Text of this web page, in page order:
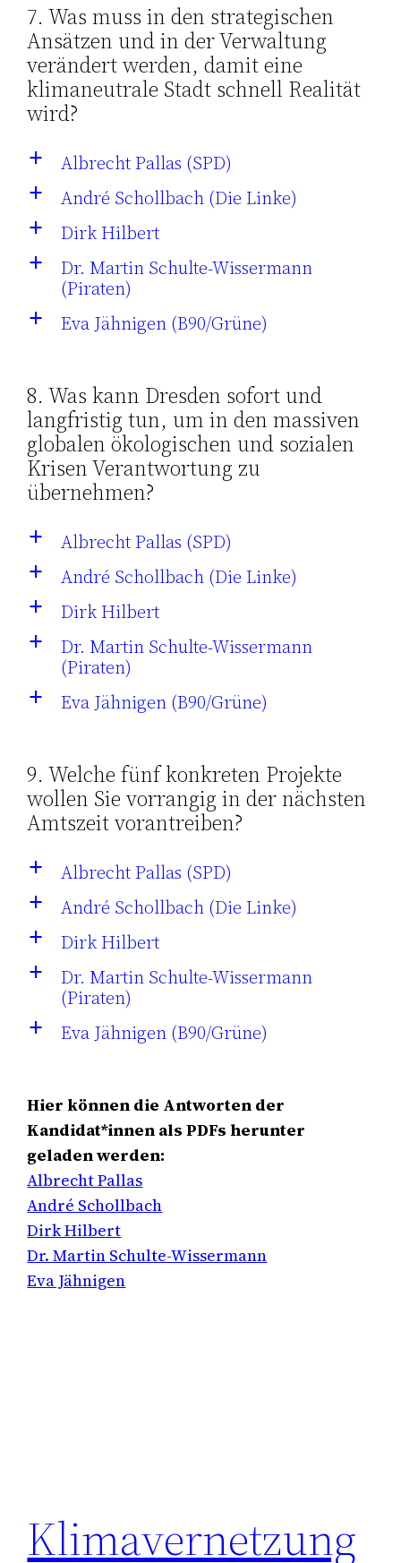
7. Was muss in den strategischen
Ansätzen und in der Verwaltung
verändert werden, damit eine
klimaneutrale Stadt schnell Realität
wird?
a Albrecht Pallas (SPD)
a André Schollbach (Die Linke)
a Dirk Hilbert
a
Dr. Martin Schulte-Wissermann
(Piraten)
a Eva Jähnigen (B90/Grüne)
8. Was kann Dresden sofort und
langfristig tun, um in den massiven
globalen ökologischen und sozialen
Krisen Verantwortung zu
übernehmen?
a Albrecht Pallas (SPD)
a André Schollbach (Die Linke)
a Dirk Hilbert
a
Dr. Martin Schulte-Wissermann
(Piraten)
a Eva Jähnigen (B90/Grüne)
9. Welche fünf konkreten Projekte
wollen Sie vorrangig in der nächsten
Amtszeit vorantreiben?
a Albrecht Pallas (SPD)
a André Schollbach (Die Linke)
a Dirk Hilbert
a
Dr. Martin Schulte-Wissermann
(Piraten)
a Eva Jähnigen (B90/Grüne)
Hier können die Antworten der
Kandidat*innen als PDFs herunter
geladen werden:
Albrecht Pallas
André Schollbach
Dirk Hilbert
Dr. Martin Schulte-Wissermann
Eva Jähnigen
Klimavernetzung